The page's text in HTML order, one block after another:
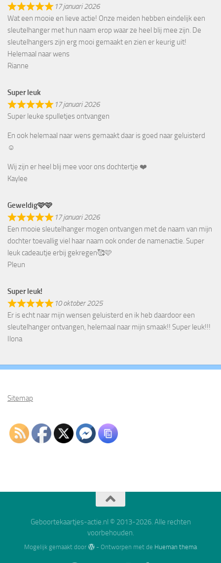
17 januari 2026
Wat een mooie en lieve actie! Onze meiden hebben eindelijk een
sleutelhanger met hun naam erop waar ze heel blij mee zijn. De
sleutelhangers zijn erg mooi gemaakt en zien er keurig uit!
Helemaal naar wens
Rianne
Super leuk
17 januari 2026
Super leuke spulletjes ontvangen
En ook helemaal naar wens gemaakt daar is goed naar geluisterd
☺️
Wij zijn er heel blij mee voor ons dochtertje ❤️
Kaylee
Geweldig🩷🩷
17 januari 2026
Een mooie sleutelhanger mogen ontvangen met de naam van mijn
dochter toevallig viel haar naam ook onder de namenactie. Super
leuk cadeautje erbij gekregen🥰🩷
Pleun
Super leuk!
10 oktober 2025
Er is echt naar mijn wensen geluisterd en ik heb daardoor een
sleutelhanger ontvangen, helemaal naar mijn smaak!! Super leuk!!!
Ilona
Sitemap
Geboortekaartjes-actie.nl © 2013-2026. Alle rechten
voorbehouden.
Mogelijk gemaakt door - Ontworpen met de Hueman thema